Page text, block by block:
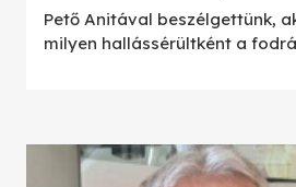
Pető Anitával beszélgettünk,
milyen hallássérültként a